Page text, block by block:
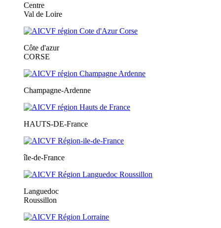
Centre
Val de Loire
Côte d'azur
CORSE
Champagne-Ardenne
HAUTS-DE-France
île-de-France
Languedoc
Roussillon